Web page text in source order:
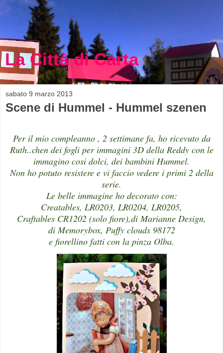
La Città di Carta
sabato 9 marzo 2013
Scene di Hummel - Hummel szenen
Per il mio compleanno , 2 settimane fa, ho ricevuto da
Ruth..chen dei fogli per immagini 3D della Reddy con le
immagino cosi dolci, dei bambini Hummel.
Non ho potuto resistere e vi faccio vedere i primi 2 della
serie.
Le belle immagine ho decorato con:
Creatables, LR0203, LR0204, LR0205,
Craftables CR1202 (solo fiore),di Marianne Design,
di Memorybox, Puffy clouds 98172
e fiorellino fatti con la pinza Olba.